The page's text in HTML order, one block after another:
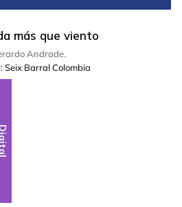
más que viento
Andrade.
Seix Barral Colombia